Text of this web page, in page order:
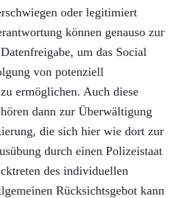
oder legitimiert
können genauso zur
um das Social
von potenziell
ermöglichen. Auch diese
dann zur Überwältigung
die sich hier wie dort zur
durch einen Polizeistaat
des individuellen
Rücksichtsgebot kann